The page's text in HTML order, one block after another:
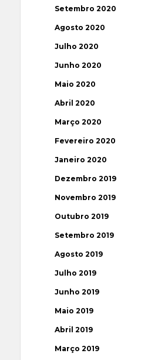
Setembro 2020
Agosto 2020
Julho 2020
Junho 2020
Maio 2020
Abril 2020
Março 2020
Fevereiro 2020
Janeiro 2020
Dezembro 2019
Novembro 2019
Outubro 2019
Setembro 2019
Agosto 2019
Julho 2019
Junho 2019
Maio 2019
Abril 2019
Março 2019